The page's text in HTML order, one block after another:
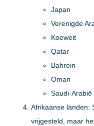
Japan
Verenigde
Koeweit
Qatar
Bahrein
Oman
Saudi-Arabië
Afrikaanse landen:
vrijgesteld, maar